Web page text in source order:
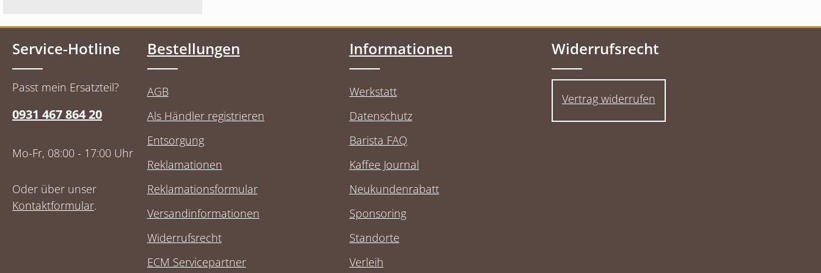
Service-Hotline
Passt mein Ersatzteil?
0931 467 864 20
Mo-Fr, 08:00 - 17:00 Uhr
Oder über unser
Kontaktformular.
Bestellungen
AGB
Als Händler registrieren
Entsorgung
Reklamationen
Reklamationsformular
Versandinformationen
Widerrufsrecht
ECM Servicepartner
Informationen
Werkstatt
Datenschutz
Barista FAQ
Kaffee Journal
Neukundenrabatt
Sponsoring
Standorte
Verleih
Widerrufsrecht
Vertrag widerrufen